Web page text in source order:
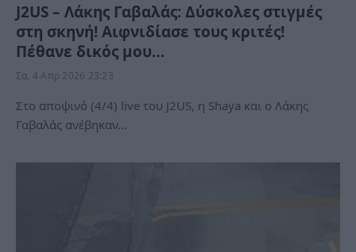
J2US – Λάκης Γαβαλάς: Δύσκολες στιγμές
στη σκηνή! Αιφνιδίασε τους κριτές!
Πέθανε δικός μου…
Σα, 4 Απρ 2026 23:23
Στο αποψινό (4/4) live του J2US, η Shaya και ο Λάκης
Γαβαλάς ανέβηκαν…